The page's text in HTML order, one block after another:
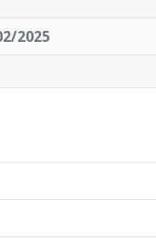
2025